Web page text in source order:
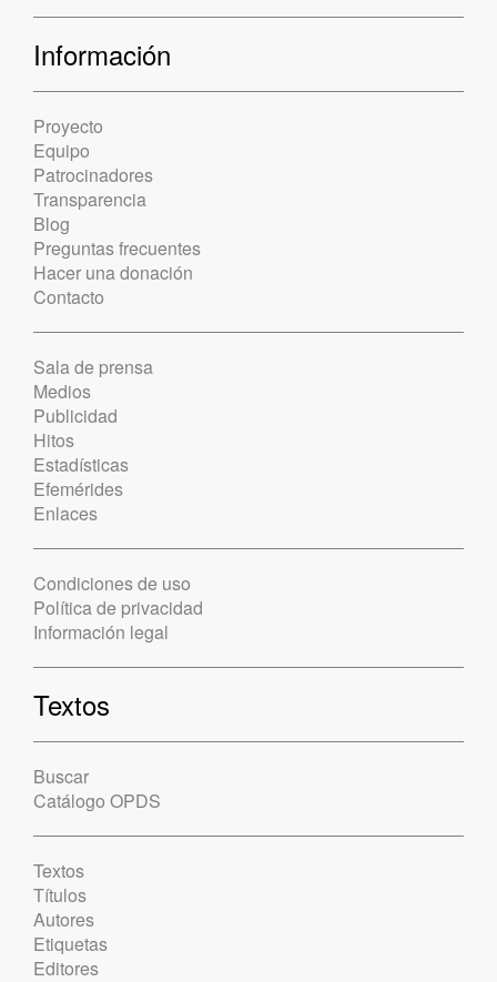
Información
Proyecto
Equipo
Patrocinadores
Transparencia
Blog
Preguntas frecuentes
Hacer una donación
Contacto
Sala de prensa
Medios
Publicidad
Hitos
Estadísticas
Efemérides
Enlaces
Condiciones de uso
Política de privacidad
Información legal
Textos
Buscar
Catálogo OPDS
Textos
Títulos
Autores
Etiquetas
Editores